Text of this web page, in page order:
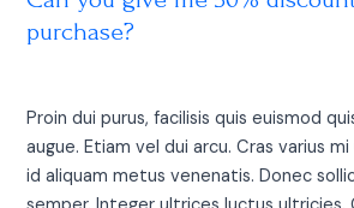
purchase?
Proin dui purus, facilisis quis euismod
augue. Etiam vel dui arcu. Cras varius
id aliquam metus venenatis. Donec